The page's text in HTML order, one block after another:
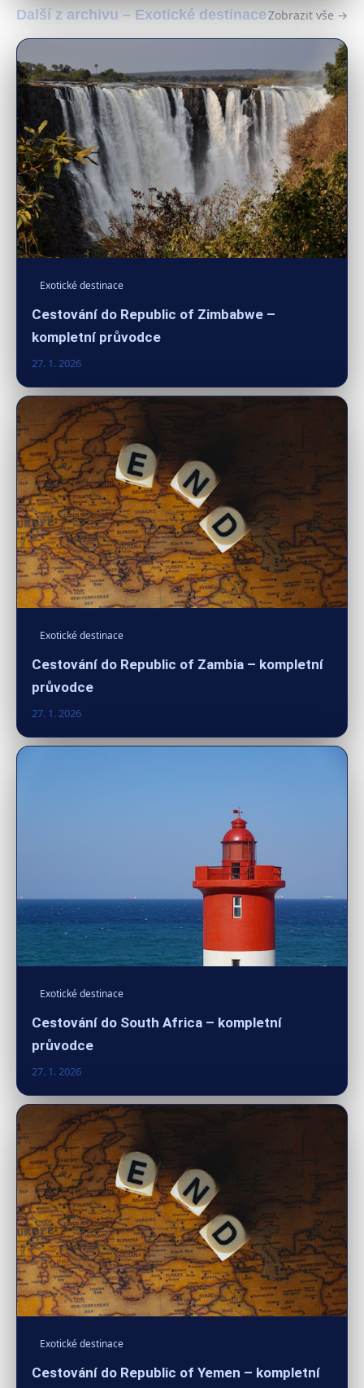
Další z archivu – Exotické destinaceZobrazit vše →
Exotické destinace
Cestování do Republic of Zimbabwe –
kompletní průvodce
27. 1. 2026
Exotické destinace
Cestování do Republic of Zambia – kompletní
průvodce
27. 1. 2026
Exotické destinace
Cestování do South Africa – kompletní
průvodce
27. 1. 2026
Exotické destinace
Cestování do Republic of Yemen – kompletní